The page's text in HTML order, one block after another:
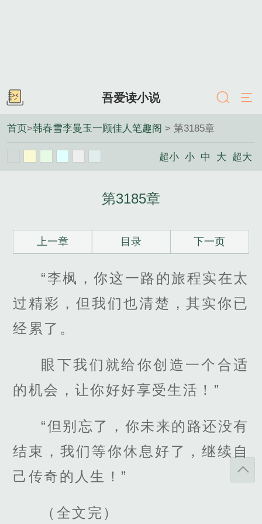
吾爱读小说
首页>韩春雪李曼玉一顾佳人笔趣阁 > 第3185章
超小 小 中 大 超大
第3185章
上一章 目录 下一页
“李枫，你这一路的旅程实在太
过精彩，但我们也清楚，其实你已
经累了。
眼下我们就给你创造一个合适
的机会，让你好好享受生活！”
“但别忘了，你未来的路还没有
结束，我们等你休息好了，继续自
己传奇的人生！”
（全文完）